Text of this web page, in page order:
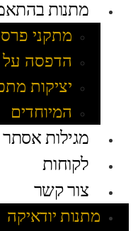
מתנות
מתקני
הדפסה על
יציקות
המיוחדים
מגילות אסתר
לקוחות
צור קשר
מתנות יודאיקה